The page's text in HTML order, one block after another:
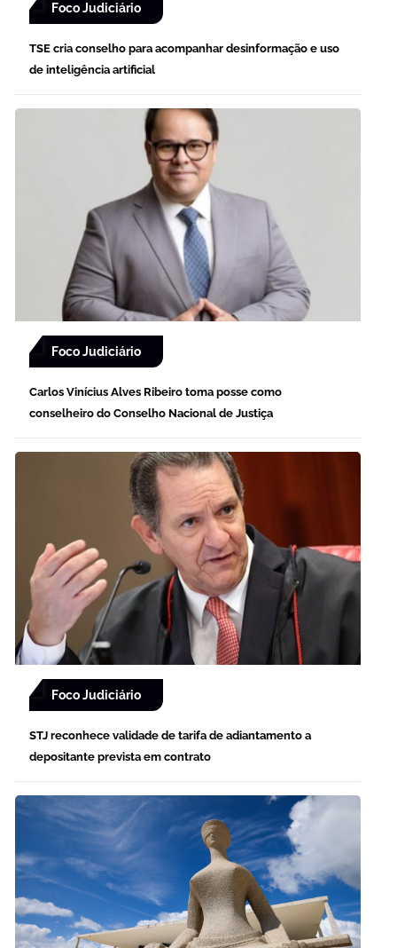
Foco Judiciário
TSE cria conselho para acompanhar desinformação e uso
de inteligência artificial
Foco Judiciário
Carlos Vinícius Alves Ribeiro toma posse como
conselheiro do Conselho Nacional de Justiça
Foco Judiciário
STJ reconhece validade de tarifa de adiantamento a
depositante prevista em contrato